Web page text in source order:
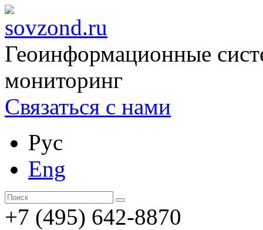
Геоинформационные
мониторинг
Связаться с нами
Рус
Eng
+7 (495) 642-8870